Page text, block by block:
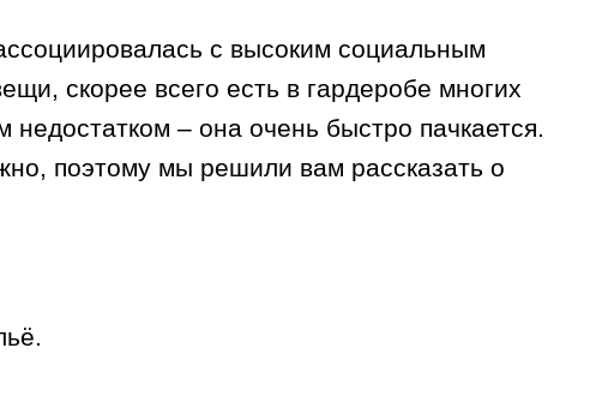
с высоким социальным
скорее всего есть в гардеробе многих
– она очень быстро пачкается.
поэтому мы решили вам рассказать о